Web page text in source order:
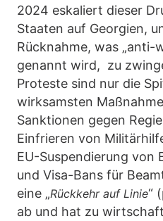
2024 eskaliert dieser
Staaten auf Georgien,
Rücknahme, was „anti-
genannt wird, zu
Proteste sind nur die
wirksamsten
Sanktionen gegen
Einfrieren von
EU-Suspendierung von
und Visa-Bans für
eine „Rückkehr auf Linie“
ab und hat zu